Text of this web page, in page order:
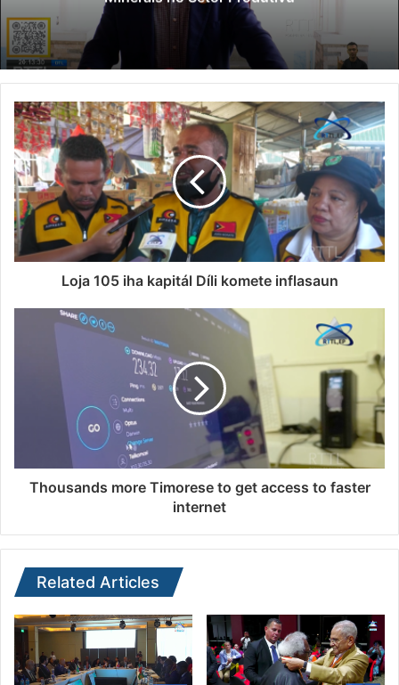
Loja 105 iha kapitál Díli komete inflasaun
Thousands more Timorese to get access to faster
internet
Related Articles